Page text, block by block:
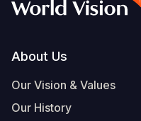
Footer
About Us
Our Vision & Values
Our History